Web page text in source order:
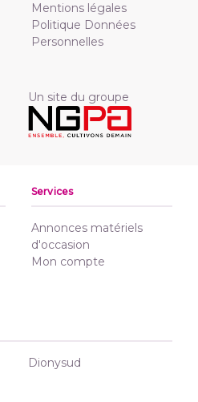
Mentions légales
Politique Données
Personnelles
Un site du groupe
Services
Annonces matériels
d'occasion
Mon compte
Dionysud